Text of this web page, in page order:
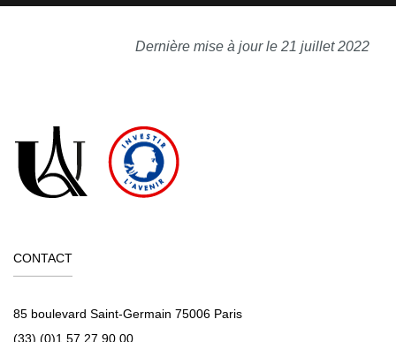
Dernière mise à jour le 21 juillet 2022
CONTACT
85 boulevard Saint-Germain 75006 Paris
(33) (0)1 57 27 90 00